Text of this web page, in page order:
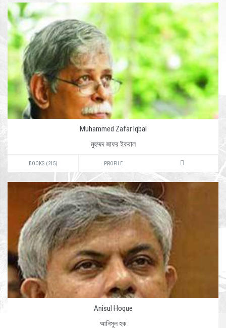
Muhammed Zafar Iqbal
মুহম্মদ জাফর ইকবাল
BOOKS (215) PROFILE
Anisul Hoque
আনিসুল হক